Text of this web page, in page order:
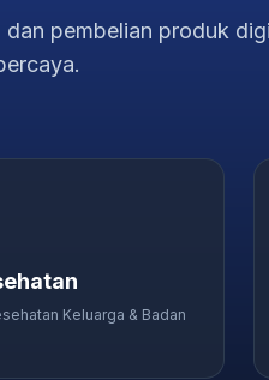
pembelian produk
Keluarga & Badan